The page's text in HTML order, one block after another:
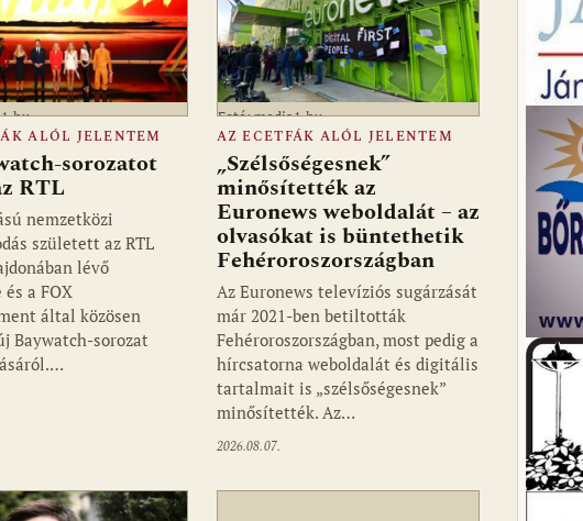
ALÓL JELENTEM
sorozatot
RTL
nemzetközi
született az RTL
lévő
a FOX
által közösen
Baywatch-sorozat
Fotó: media1.hu
AZ ECETFÁK ALÓL JELENTEM
„Szélsőségesnek”
minősítették az
Euronews weboldalát – az
olvasókat is büntethetik
Fehéroroszországban
Az Euronews televíziós sugárzását
már 2021-ben betiltották
Fehéroroszországban, most pedig a
hírcsatorna weboldalát és digitális
tartalmait is „szélsőségesnek”
minősítették. Az…
2026.08.07.